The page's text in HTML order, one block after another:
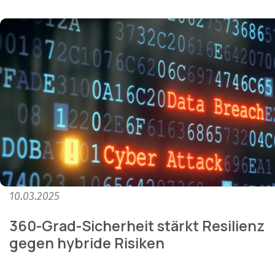
10.03.2025
360-Grad-Sicherheit stärkt Resilienz
gegen hybride Risiken